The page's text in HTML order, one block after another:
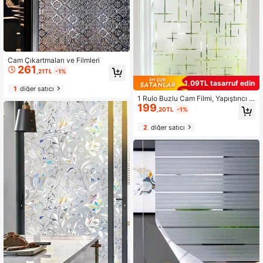
Cam Çıkartmaları ve Filmleri
261 ,21TL -1%
1diğer satıcı
1,09TL tasarruf edin
1 Rulo Buzlu Cam Filmi, Yapıştırıcı G
erektirmeyen, Buzlu Cam Gizlilik Fil
mi, Statik Yapışkanlı Dekoratif Cam
Filmi, Ev ve Ofis İçin Uygun, UV Eng
elleyici Çapraz Desenli
199,20TL -1%
2diğer satıcı